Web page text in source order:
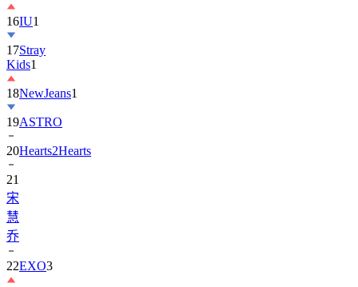
16IU1
17Stray
Kids1
18NewJeans1
19ASTRO
20Hearts2Hearts
21
宋
慧
乔
22EXO3